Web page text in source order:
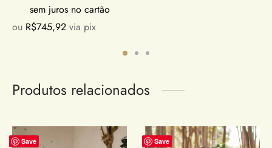
sem juros no cartão
ou R$745,92 via pix
Produtos relacionados
Save Save